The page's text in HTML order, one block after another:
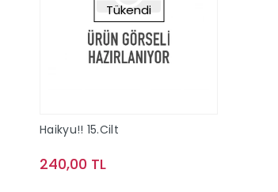
Tükendi
Haikyu!! 15.Cilt
240,00 TL